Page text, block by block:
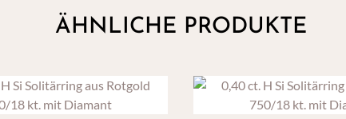
ÄHNLICHE PRODUKTE